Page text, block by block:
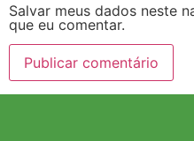
Salvar meus dados neste
que eu comentar.